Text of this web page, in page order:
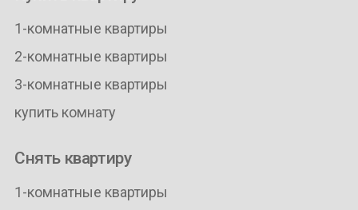
1-комнатные квартиры
2-комнатные квартиры
3-комнатные квартиры
купить комнату
Снять квартиру
1-комнатные квартиры